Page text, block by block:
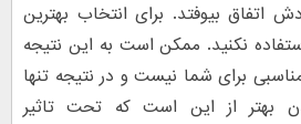
اتفاق بیوفتد. برای انتخاب بهترین
نکنید. ممکن است به این نتیجه
برای شما نیست و در نتیجه تنها
بهتر از این است که تحت تاثیر